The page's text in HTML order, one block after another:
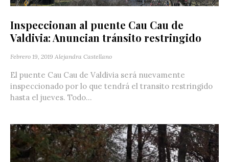
Inspeccionan al puente Cau Cau de
Valdivia: Anuncian tránsito restringido
Febrero 19, 2019 Alejandra Castellano
El puente Cau Cau de Valdivia será nuevamente
inspeccionado por lo que tendrá el transito restringido
hasta el jueves. Todo...